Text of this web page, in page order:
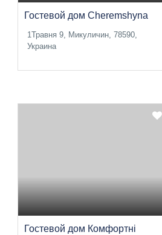
Гостевой дом Cheremshyna
1Травня 9, Микуличин, 78590,
Украина
Гостевой дом Комфортні